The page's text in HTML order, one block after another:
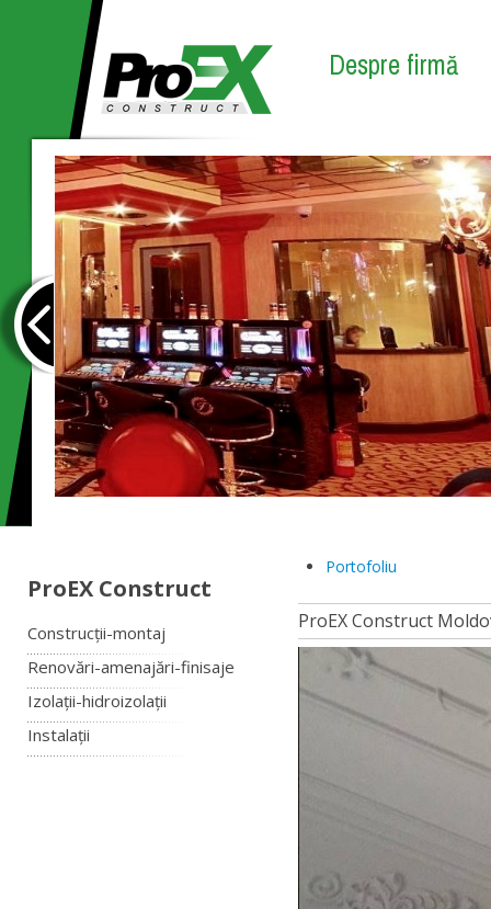
Despre firmă
ProEX Construct
Construcții-montaj
Renovări-amenajări-finisaje
Izolații-hidroizolații
Instalații
Portofoliu
ProEX Construct